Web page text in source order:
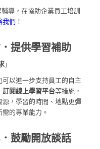
導，在協助企業員工培訓
我們 ！
提供學習補助
」
以進一步支持員工的自主
訂閱線上學習平台等措施，
，學習的時間、地點更彈
的專業能力。
鼓勵開放談話